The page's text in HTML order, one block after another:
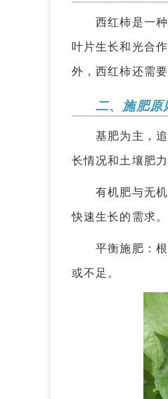
西红柿是一种
叶片生长和光合
外，西红柿还需
二、施肥原
基肥为主，追
长情况和土壤肥
有机肥与无机
快速生长的需求
平衡施肥：根
或不足。